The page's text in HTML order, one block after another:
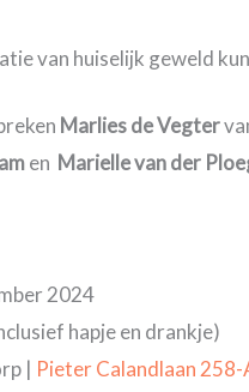
van huiselijk geweld
Marlies de Vegter
en Marielle van der
2024
hapje en drankje)
| Pieter Calandlaan